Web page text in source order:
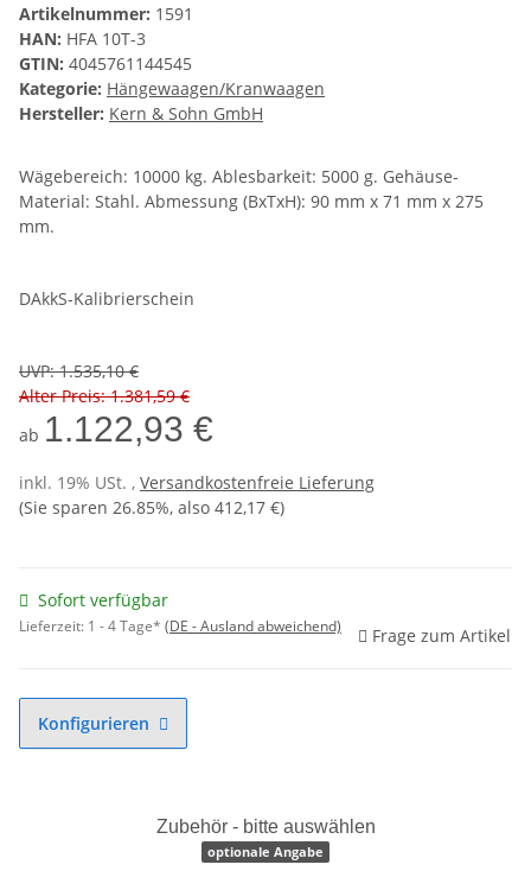
Artikelnummer: 1591
HAN: HFA 10T-3
GTIN: 4045761144545
Kategorie: Hängewaagen/Kranwaagen
Hersteller: Kern & Sohn GmbH
Wägebereich: 10000 kg. Ablesbarkeit: 5000 g. Gehäuse-
Material: Stahl. Abmessung (BxTxH): 90 mm x 71 mm x 275
mm.
DAkkS-Kalibrierschein
UVP:1.535,10 €
Alter Preis: 1.381,59 €
ab 1.122,93 €
inkl. 19% USt. , Versandkostenfreie Lieferung
(Sie sparen 26.85%, also 412,17 €)
Sofort verfügbar
Lieferzeit: 1 - 4 Tage* (DE - Ausland abweichend) Frage zum Artikel
Konfigurieren
Zubehör - bitte auswählen
optionale Angabe